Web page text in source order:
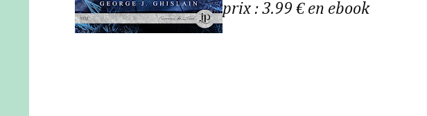
prix : 3.99 € en ebook